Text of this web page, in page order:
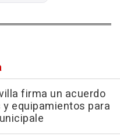
firma un acuerdo
equipamientos para